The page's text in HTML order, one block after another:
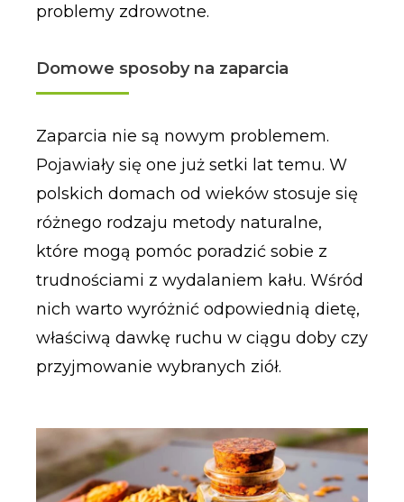
problemy zdrowotne.
Domowe sposoby na zaparcia
Zaparcia nie są nowym problemem.
Pojawiały się one już setki lat temu. W
polskich domach od wieków stosuje się
różnego rodzaju metody naturalne,
które mogą pomóc poradzić sobie z
trudnościami z wydalaniem kału. Wśród
nich warto wyróżnić odpowiednią dietę,
właściwą dawkę ruchu w ciągu doby czy
przyjmowanie wybranych ziół.